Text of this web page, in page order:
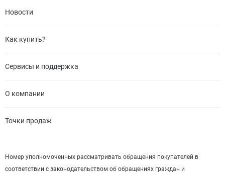
Новости
Как купить?
Сервисы и поддержка
О компании
Точки продаж
Номер уполномоченных рассматривать обращения покупателей в
соответствии с законодательством об обращениях граждан и